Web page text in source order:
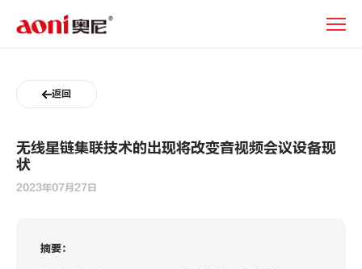
动
返回
无线星链集联技术的出现将改变音视频会议设备现
状
2023年07月27日
摘要：